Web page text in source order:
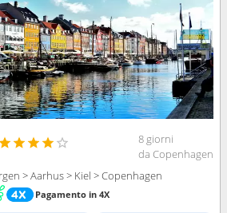
8 giorni
da Copenhagen
> Aarhus > Kiel > Copenhagen
Pagamento in 4X